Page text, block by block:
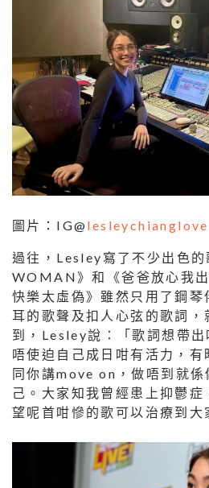
圖片：IG@ lesleychianglove
過往，Lesley寫了不少出色
WOMAN》和《爸爸放心我
快樂太虛偽》雖然只用了鋼
耳的歌聲及扣人心弦的歌詞，
到，Lesley說：「歌詞想帶出
唔使迫自己成日咁有活力，有
同你講move on，做唔到就係
己。大家知我曾經患上抑鬱症
望呢首咁慘的歌可以治療到大